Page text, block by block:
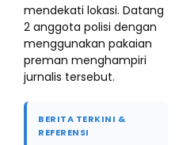
mendekati lokasi. Datang
2 anggota polisi dengan
menggunakan pakaian
preman menghampiri
jurnalis tersebut.
BERITA TERKINI &
REFERENSI